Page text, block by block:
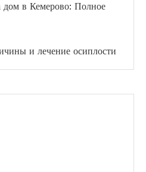
дом в Кемерово: Полное
и лечение осиплости